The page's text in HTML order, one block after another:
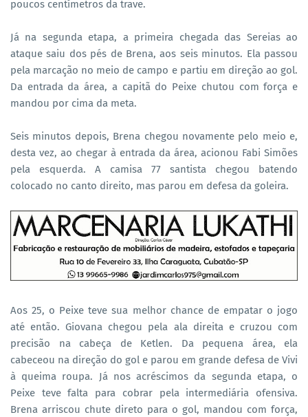
poucos centímetros da trave.
Já na segunda etapa, a primeira chegada das Sereias ao
ataque saiu dos pés de Brena, aos seis minutos. Ela passou
pela marcação no meio de campo e partiu em direção ao gol.
Da entrada da área, a capitã do Peixe chutou com força e
mandou por cima da meta.
Seis minutos depois, Brena chegou novamente pelo meio e,
desta vez, ao chegar à entrada da área, acionou Fabi Simões
pela esquerda. A camisa 77 santista chegou batendo
colocado no canto direito, mas parou em defesa da goleira.
Aos 25, o Peixe teve sua melhor chance de empatar o jogo
até então. Giovana chegou pela ala direita e cruzou com
precisão na cabeça de Ketlen. Da pequena área, ela
cabeceou na direção do gol e parou em grande defesa de Vivi
à queima roupa. Já nos acréscimos da segunda etapa, o
Peixe teve falta para cobrar pela intermediária ofensiva.
Brena arriscou chute direto para o gol, mandou com força,